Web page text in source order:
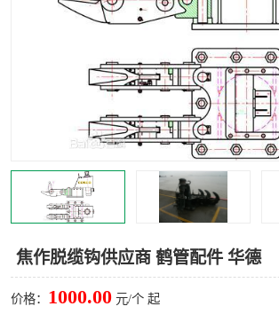
焦作脱缆钩供应商 鹤管配件 华德
价格： 1000.00 元/个 起
输油臂
紧急脱离干式接头 火车鹤管
顶部鹤管
低温鹤管
浮动出油装置 鹤管